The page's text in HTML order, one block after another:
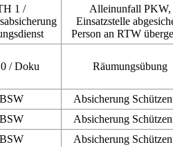
1 /
Alleinunfall PKW,
Einsatzstelle
Person an RTW
/ Doku Räumungsübung
BSW
Absicherung
BSW
Absicherung
BSW Absicherung